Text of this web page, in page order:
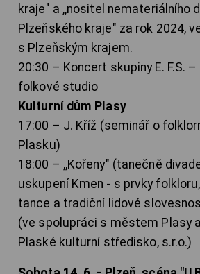
kraje" a ,,nositel nemateriálního
Plzeňského kraje" za rok 2024,
s Plzeňským krajem.
20:30 – Koncert skupiny E. F.S.
folkové studio
Kulturní dům Plasy
17:00 – J. Kříž (seminář o
Plasku)
18:00 – ,,Kořeny" (tanečně
uskupení Kmen - s prvky
tance a tradiční lidové
(ve spolupráci s městem Plasy
Plaské kulturní středisko, s.r.o.)